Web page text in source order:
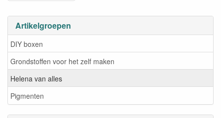
Artikelgroepen
DIY boxen
Grondstoffen voor het zelf maken
Helena van alles
Pigmenten